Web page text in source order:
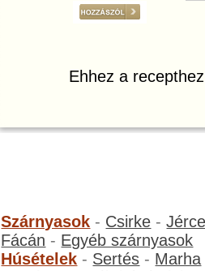
Ehhez a
Szárnyasok - Csirke -
Fácán - Egyéb szárnyasok
Húsételek - Sertés - Marha